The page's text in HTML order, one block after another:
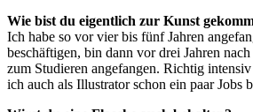
Wie bist du eigentlich zur Kunst
Ich habe so vor vier bis fünf Jahren
beschäftigen, bin dann vor drei Jahren
zum Studieren angefangen. Richtig
ich auch als Illustrator schon ein paar Jobs